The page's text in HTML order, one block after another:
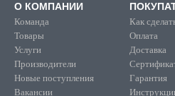
О КОМПАНИИ
Команда
Товары
Услуги
Производители
Новые поступления
Вакансии
Как
Оплата
Доставка
Гарантия